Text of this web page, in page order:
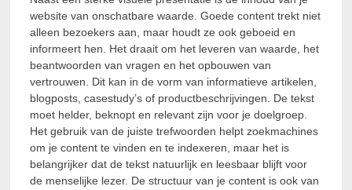
website van onschatbare waarde. Goede content trekt niet
alleen bezoekers aan, maar houdt ze ook geboeid en
informeert hen. Het draait om het leveren van waarde, het
beantwoorden van vragen en het opbouwen van
vertrouwen. Dit kan in de vorm van informatieve artikelen,
blogposts, casestudy’s of productbeschrijvingen. De tekst
moet helder, beknopt en relevant zijn voor je doelgroep.
Het gebruik van de juiste trefwoorden helpt zoekmachines
om je content te vinden en te indexeren, maar het is
belangrijker dat de tekst natuurlijk en leesbaar blijft voor
de menselijke lezer. De structuur van je content is ook van